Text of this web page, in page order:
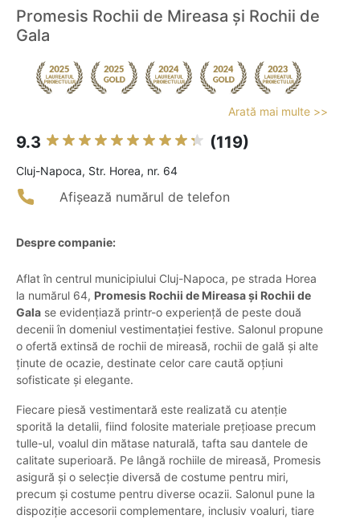
Promesis Rochii de Mireasa și Rochii de
Gala
Arată mai multe >>
9.3 (119)
Cluj-Napoca, Str. Horea, nr. 64
Afișează numărul de telefon
Despre companie:
Aflat în centrul municipiului Cluj-Napoca, pe strada Horea
la numărul 64, Promesis Rochii de Mireasa și Rochii de
Gala se evidențiază printr-o experiență de peste două
decenii în domeniul vestimentației festive. Salonul propune
o ofertă extinsă de rochii de mireasă, rochii de gală și alte
ținute de ocazie, destinate celor care caută opțiuni
sofisticate și elegante.
Fiecare piesă vestimentară este realizată cu atenție
sporită la detalii, fiind folosite materiale prețioase precum
tulle-ul, voalul din mătase naturală, tafta sau dantele de
calitate superioară. Pe lângă rochiile de mireasă, Promesis
asigură și o selecție diversă de costume pentru miri,
precum și costume pentru diverse ocazii. Salonul pune la
dispoziție accesorii complementare, inclusiv voaluri, tiare